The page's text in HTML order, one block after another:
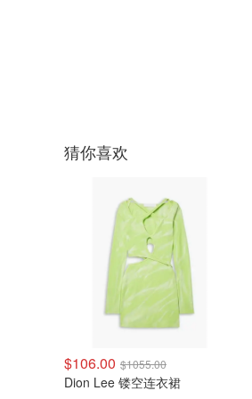
猜你喜欢
$106.00 $1055.00
Dion Lee 镂空连衣裙